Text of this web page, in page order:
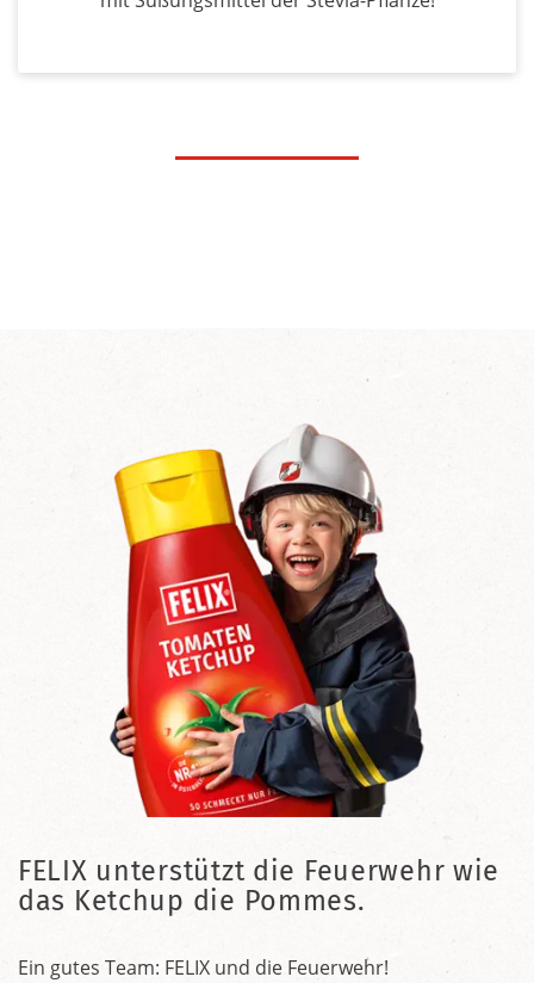
FELIX unterstützt die Feuerwehr wie
das Ketchup die Pommes.
Ein gutes Team: FELIX und die Feuerwehr!